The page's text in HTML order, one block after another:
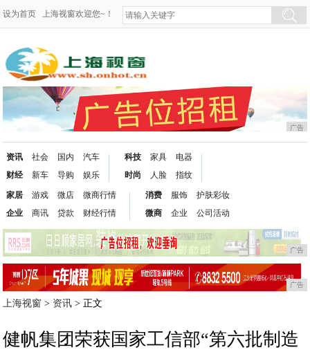
设为首页 上海视窗欢迎您~！
广告
资讯
财经
社会
新车
国内
导购
汽车
娱乐
科技
时尚
家具
人脸
电器
指纹
家居
企业
游戏
商讯
微店
贷款
微商行情
财经行情
消费
微商
服饰
企业
护肤彩妆
公司活动
广告
广告
上海视窗 > 资讯 > 正文
健帆集团荣获国家工信部“第六批制造